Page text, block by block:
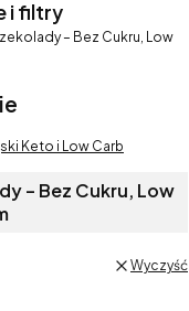
i filtry
– Bez Cukru, Low
Keto i Low Carb
– Bez Cukru, Low
Wyczyść